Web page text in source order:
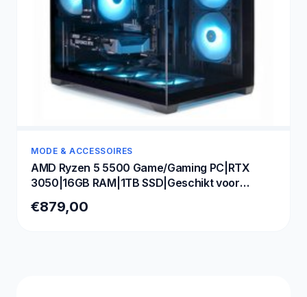
MODE & ACCESSOIRES
AMD Ryzen 5 5500 Game/Gaming PC|RTX
3050|16GB RAM|1TB SSD|Geschikt voor
settings|Nvidia GeForce RTX 3050 6G|Mini
€879,00